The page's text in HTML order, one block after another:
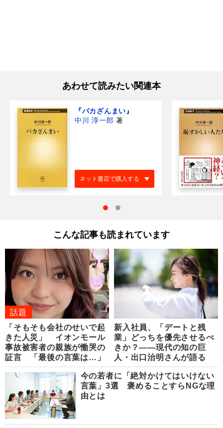
あわせて読みたい関連本
『バカざんまい』
中川 淳一郎 著
ネット書店で購入する
こんな記事も読まれています
話題
「そもそも会社のせいで起
きた人災」 イオンモール
事故被害者の親族が慟哭の
証言 「最後の言葉は…」
新入社員、「デートと残
業」どっちを優先させるべ
きか？――現代の知の巨
人・出口治明さんが語る
今の若者に「絶対かけてはいけない
言葉」3選 褒めることすらNGな理
由とは